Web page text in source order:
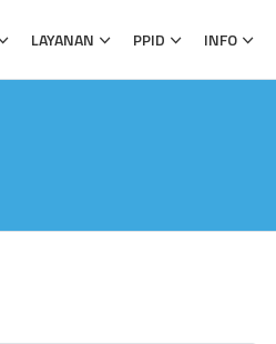
LAYANAN PPID INFO